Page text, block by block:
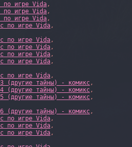
по игре Vida,
по игре Vida,
по игре Vida,
по игре Vida,
по игре Vida,
по игре Vida,
по игре Vida,
по игре Vida,
по игре Vida,
(другие тайны) - комикс,
(другие тайны) - комикс,
(другие тайны) - комикс,
(другие тайны) - комикс,
по игре Vida,
по игре Vida,
по игре Vida,